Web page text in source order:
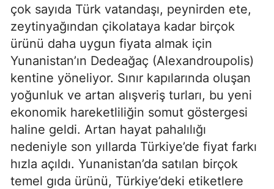
çok sayıda Türk vatandaşı, peynirden ete,
zeytinyağından çikolataya kadar birçok
ürünü daha uygun fiyata almak için
Yunanistan’ın Dedeağaç (Alexandroupolis)
kentine yöneliyor. Sınır kapılarında oluşan
yoğunluk ve artan alışveriş turları, bu yeni
ekonomik hareketliliğin somut göstergesi
haline geldi. Artan hayat pahalılığı
nedeniyle son yıllarda Türkiye’de fiyat farkı
hızla açıldı. Yunanistan’da satılan birçok
temel gıda ürünü, Türkiye’deki etiketlere